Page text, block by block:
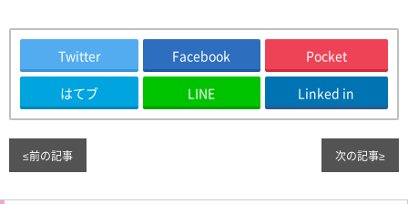
Twitter Facebook Pocket
はてブ LINE Linked in
≤前の記事 次の記事≥